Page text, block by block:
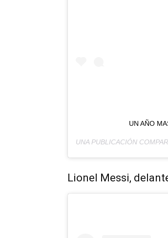
UN AÑO
UNA PUBLICACIÓN
Lionel Messi,